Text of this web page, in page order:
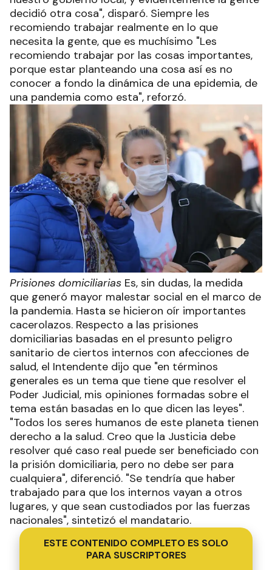
decidió otra cosa", disparó. Siempre les
recomiendo trabajar realmente en lo que
necesita la gente, que es muchísimo "Les
recomiendo trabajar por las cosas importantes,
porque estar planteando una cosa así es no
conocer a fondo la dinámica de una epidemia, de
una pandemia como esta", reforzó.
Prisiones domiciliarias Es, sin dudas, la medida
que generó mayor malestar social en el marco de
la pandemia. Hasta se hicieron oír importantes
cacerolazos. Respecto a las prisiones
domiciliarias basadas en el presunto peligro
sanitario de ciertos internos con afecciones de
salud, el Intendente dijo que "en términos
generales es un tema que tiene que resolver el
Poder Judicial, mis opiniones formadas sobre el
tema están basadas en lo que dicen las leyes".
"Todos los seres humanos de este planeta tienen
derecho a la salud. Creo que la Justicia debe
resolver qué caso real puede ser beneficiado con
la prisión domiciliaria, pero no debe ser para
cualquiera", diferenció. "Se tendría que haber
trabajado para que los internos vayan a otros
lugares, y que sean custodiados por las fuerzas
nacionales", sintetizó el mandatario.
ESTE CONTENIDO COMPLETO ES SOLO
PARA SUSCRIPTORES